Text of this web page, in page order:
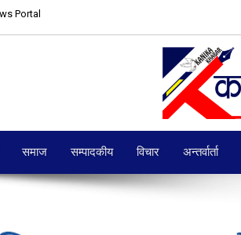
Portal
समाज सम्पादकीय विचार अन्तर्वार्ता